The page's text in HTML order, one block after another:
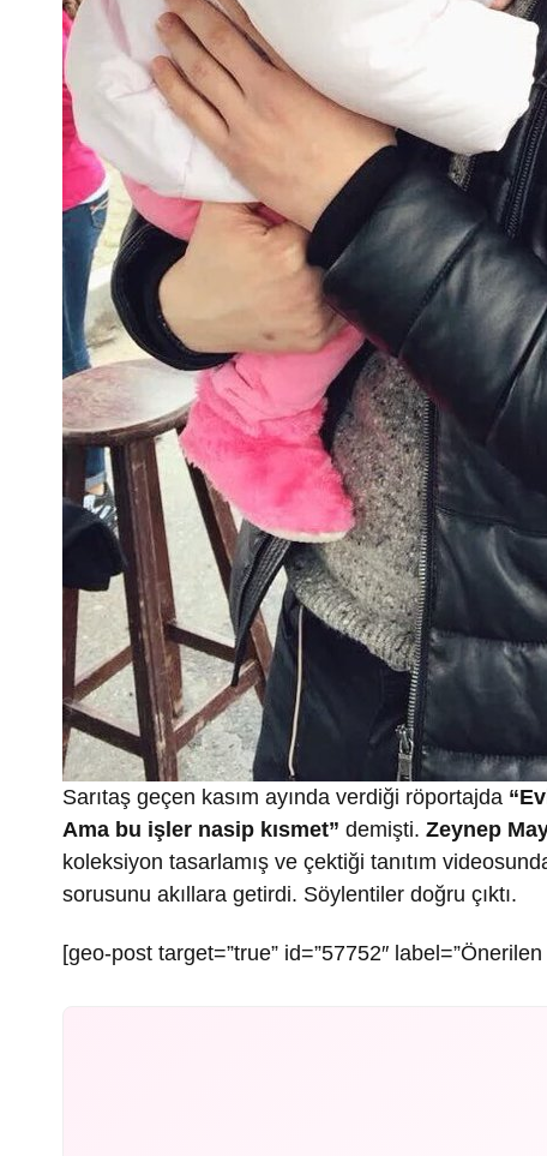
Sarıtaş geçen kasım ayında verdiği röportajda
Ama bu işler nasip kısmet” demişti. Zeynep
koleksiyon tasarlamış ve çektiği tanıtım
sorusunu akıllara getirdi. Söylentiler doğru çıktı.
[geo-post target=”true” id=”57752″ label=”Önerilen